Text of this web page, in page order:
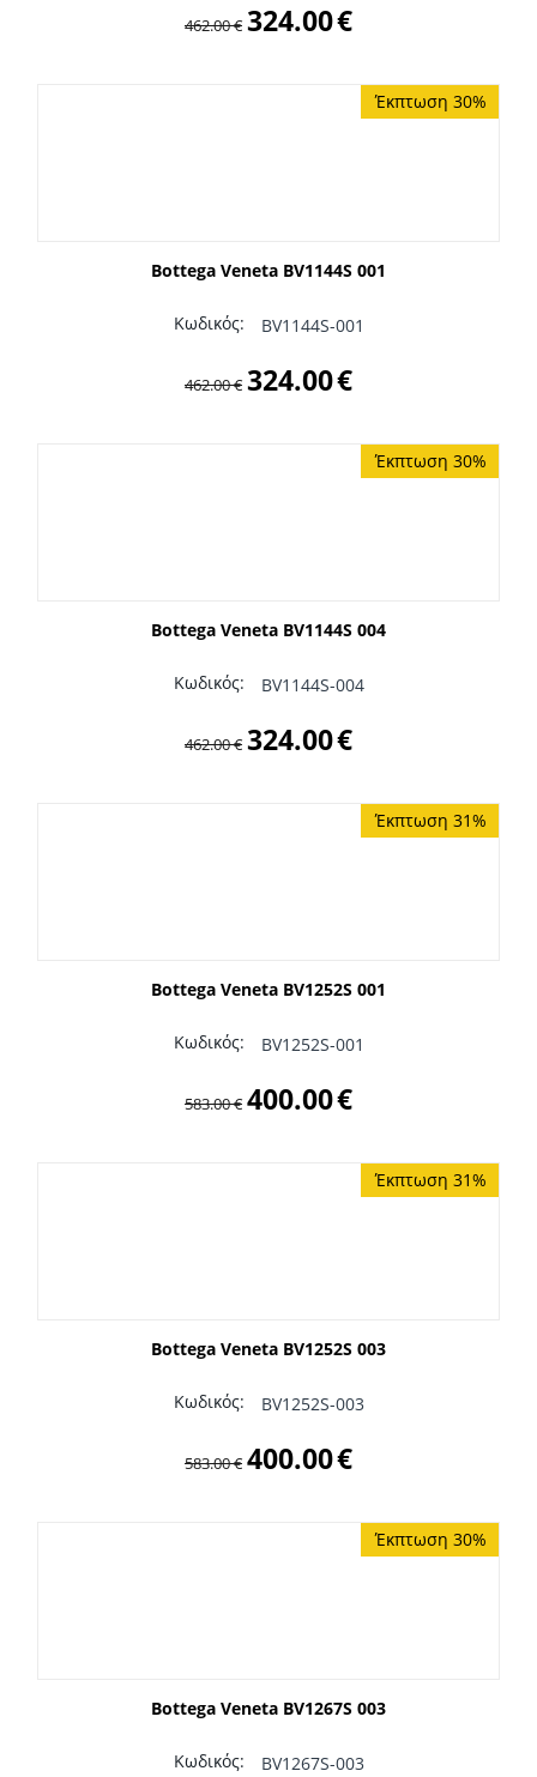
462.00€ 324.00€
Έκπτωση 30%
Bottega Veneta BV1144S 001
Κωδικός: BV1144S-001
462.00€ 324.00€
Έκπτωση 30%
Bottega Veneta BV1144S 004
Κωδικός: BV1144S-004
462.00€ 324.00€
Έκπτωση 31%
Bottega Veneta BV1252S 001
Κωδικός: BV1252S-001
583.00€ 400.00€
Έκπτωση 31%
Bottega Veneta BV1252S 003
Κωδικός: BV1252S-003
583.00€ 400.00€
Έκπτωση 30%
Bottega Veneta BV1267S 003
Κωδικός: BV1267S-003